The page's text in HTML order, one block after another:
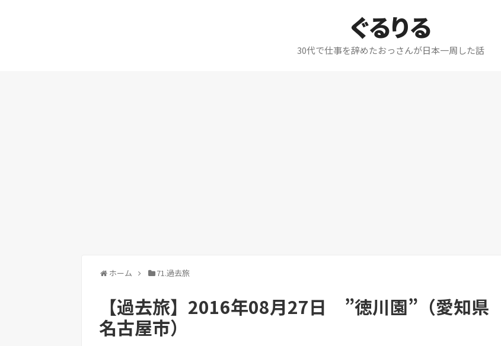
ぐるりる
30代で仕事を辞めたおっさんが日本一周した話
ホーム 71.過去旅
【過去旅】2016年08月27日 ”徳川園”（愛知県
名古屋市）